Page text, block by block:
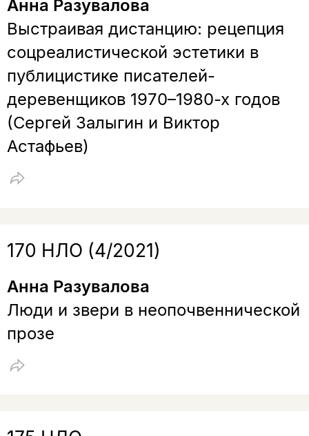
Анна Разувалова
Выстраивая дистанцию: рецепция
соцреалистической эстетики в
публицистике писателей-
деревенщиков 1970–1980-х годов
(Сергей Залыгин и Виктор
Астафьев)
170 НЛО (4/2021)
Анна Разувалова
Люди и звери в неопочвеннической
прозе